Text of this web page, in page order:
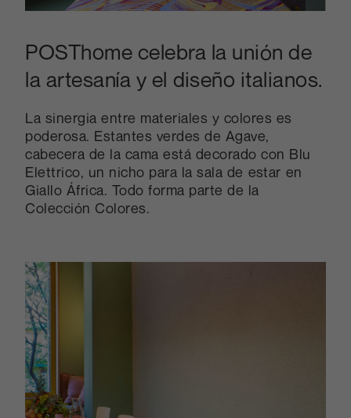
POSThome celebra la unión de
la artesanía y el diseño italianos.
La sinergia entre materiales y colores es
poderosa. Estantes verdes de Agave,
cabecera de la cama está decorado con Blu
Elettrico, un nicho para la sala de estar en
Giallo África. Todo forma parte de la
Colección Colores.